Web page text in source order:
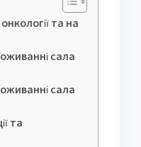
та на
сала
сала
та